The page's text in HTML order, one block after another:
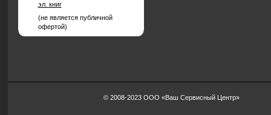
эл. книг
(не является публичной
офертой)
© 2008-2023 ООО «Ваш Сервисный Центр»